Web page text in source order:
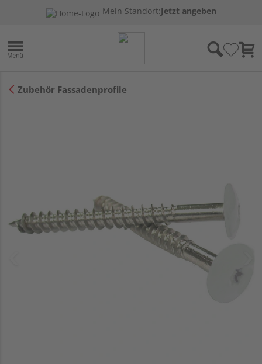
Mein Standort:Jetzt angeben
Zubehör Fassadenprofile